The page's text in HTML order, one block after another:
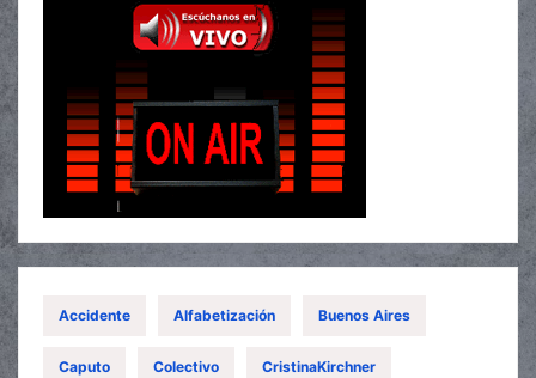
Accidente Alfabetización Buenos Aires
Caputo Colectivo CristinaKirchner